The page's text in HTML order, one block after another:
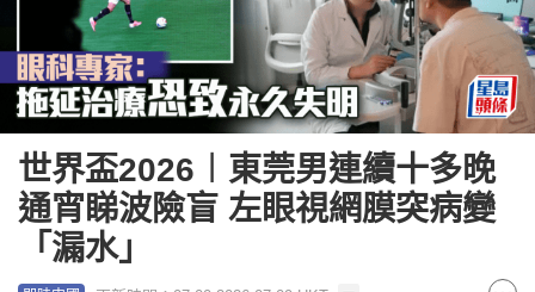
世界盃2026︱東莞男連續十多晚
通宵睇波險盲 左眼視網膜突病變
「漏水」